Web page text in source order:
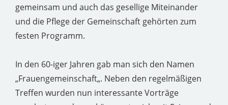
gemeinsam und auch das gesellige Miteinander
und die Pflege der Gemeinschaft gehörten zum
festen Programm.
In den 60-iger Jahren gab man sich den Namen
„Frauengemeinschaft„. Neben den regelmäßigen
Treffen wurden nun interessante Vorträge